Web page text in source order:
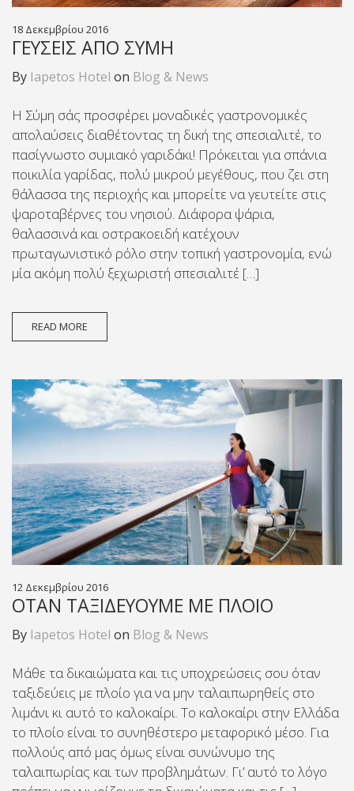
18 Δεκεμβρίου 2016
ΓΕΎΣΕΙΣ ΑΠΌ ΣΎΜΗ
By Iapetos Hotel on Blog & News
Η Σύμη σάς προσφέρει μοναδικές γαστρονομικές
απολαύσεις διαθέτοντας τη δική της σπεσιαλιτέ, το
πασίγνωστο συμιακό γαριδάκι! Πρόκειται για σπάνια
ποικιλία γαρίδας, πολύ μικρού μεγέθους, που ζει στη
θάλασσα της περιοχής και μπορείτε να γευτείτε στις
ψαροταβέρνες του νησιού. Διάφορα ψάρια,
θαλασσινά και οστρακοειδή κατέχουν
πρωταγωνιστικό ρόλο στην τοπική γαστρονομία, ενώ
μία ακόμη πολύ ξεχωριστή σπεσιαλιτέ […]
READ MORE
12 Δεκεμβρίου 2016
ΌΤΑΝ ΤΑΞΙΔΕΎΟΥΜΕ ΜΕ ΠΛΟΊΟ
By Iapetos Hotel on Blog & News
Μάθε τα δικαιώματα και τις υποχρεώσεις σου όταν
ταξιδεύεις με πλοίο για να μην ταλαιπωρηθείς στο
λιμάνι κι αυτό το καλοκαίρι. Το καλοκαίρι στην Ελλάδα
το πλοίο είναι το συνηθέστερο μεταφορικό μέσο. Για
πολλούς από μας όμως είναι συνώνυμο της
ταλαιπωρίας και των προβλημάτων. Γι’ αυτό το λόγο